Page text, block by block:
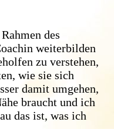
des
weiterbilden
zu verstehen,
wie sie sich
damit umgehen,
braucht und ich
das ist, was ich